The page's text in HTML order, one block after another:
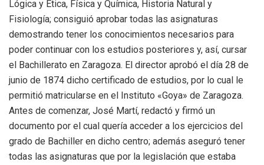
Lógica y Ética, Física y Química, Historia Natural y
Fisiología; consiguió aprobar todas las asignaturas
demostrando tener los conocimientos necesarios para
poder continuar con los estudios posteriores y, así, cursar
el Bachillerato en Zaragoza. El director aprobó el día 28 de
junio de 1874 dicho certificado de estudios, por lo cual le
permitió matricularse en el Instituto «Goya» de Zaragoza.
Antes de comenzar, José Martí, redactó y firmó un
documento por el cual quería acceder a los ejercicios del
grado de Bachiller en dicho centro; además aseguró tener
todas las asignaturas que por la legislación que estaba